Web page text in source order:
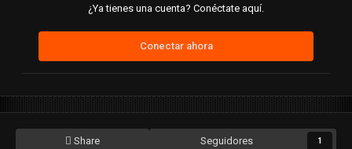
¿Ya tienes una cuenta? Conéctate aquí.
Conectar ahora
Share Seguidores 1